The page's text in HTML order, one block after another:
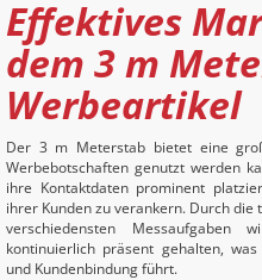
Effektives
dem 3 m
Werbeartikel
Der 3 m Meterstab bietet eine
Werbebotschaften genutzt werden
ihre Kontaktdaten prominent
ihrer Kunden zu verankern. Durch
verschiedensten
kontinuierlich präsent gehalten,
und Kundenbindung führt.